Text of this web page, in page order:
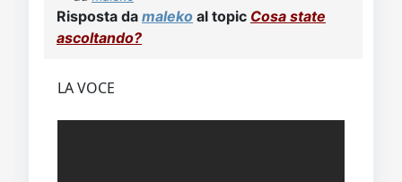
Risposta da maleko al topic Cosa state
ascoltando?
LA VOCE